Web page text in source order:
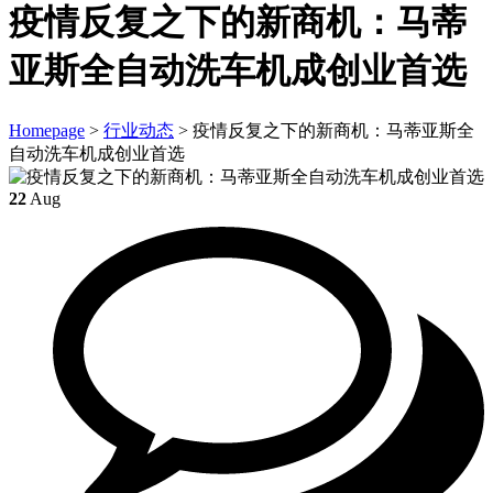
疫情反复之下的新商机：马蒂
亚斯全自动洗车机成创业首选
Homepage > 行业动态 > 疫情反复之下的新商机：马蒂亚斯全
自动洗车机成创业首选
22 Aug